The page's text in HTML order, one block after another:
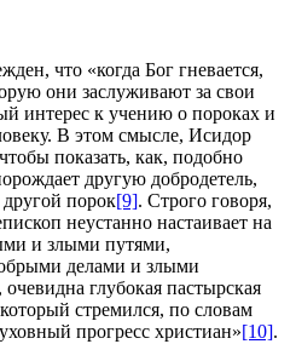
что «когда Бог гневается,
они заслуживают за свои
интерес к учению о пороках и
В этом смысле, Исидор
показать, как, подобно
другую добродетель,
порок[9]. Строго говоря,
неустанно настаивает на
и злыми путями,
делами и злыми
глубокая пастырская
стремился, по словам
прогресс христиан»[10].